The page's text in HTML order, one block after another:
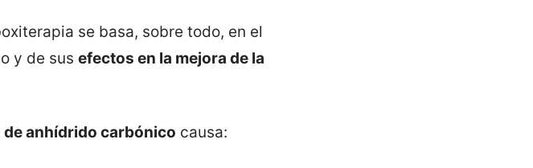
se basa, sobre todo, en el
y de sus efectos en la mejora de la
anhídrido carbónico causa: